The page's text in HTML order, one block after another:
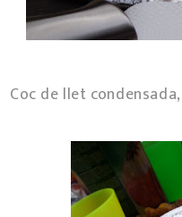
Coc de llet